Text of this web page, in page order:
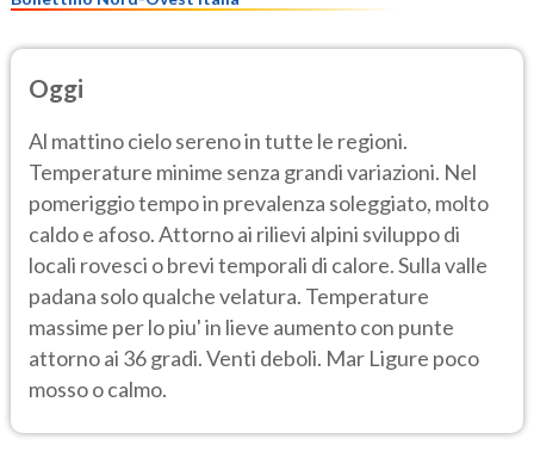
Oggi
Al mattino cielo sereno in tutte le regioni.
Temperature minime senza grandi variazioni. Nel
pomeriggio tempo in prevalenza soleggiato, molto
caldo e afoso. Attorno ai rilievi alpini sviluppo di
locali rovesci o brevi temporali di calore. Sulla valle
padana solo qualche velatura. Temperature
massime per lo piu' in lieve aumento con punte
attorno ai 36 gradi. Venti deboli. Mar Ligure poco
mosso o calmo.